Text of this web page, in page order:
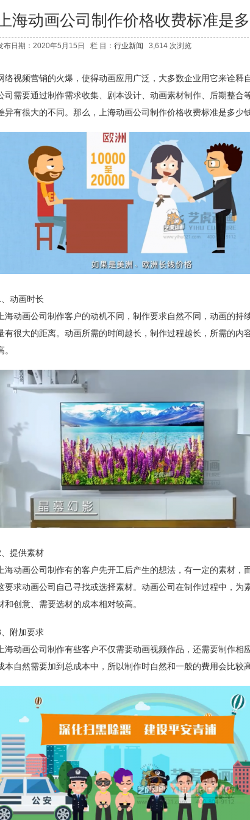
海动画公司制作价格收费标准是
布日期：2020年5月15日 栏 目： 行业新闻 3,614 次浏览
络视频营销的火爆，使得动画应用广泛，大多数企业用它来诠释
司需要通过制作需求收集、剧本设计、动画素材制作、后期整合
异有很大的不同。那么，
上海动画公司制作价格收费标准是多少
动画时长
海动画公司制作客户的动机不同，制作要求自然不同，动画的持
有很大的距离。动画所需的时间越长，制作过程越长，所需的内
。
提供素材
海动画公司制作有的客户先开工后产生的想法，有一定的素材，
要求动画公司自己寻找或选择素材。动画公司在制作过程中，为
和创意、需要选材的成本相对较高。
附加要求
海动画公司制作有些客户不仅需要动画视频作品，还需要制作相
本自然需要加到总成本中，所以制作时自然和一般的费用会比较高